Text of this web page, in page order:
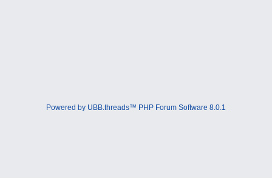
Powered by UBB.threads™ PHP Forum Software 8.0.1